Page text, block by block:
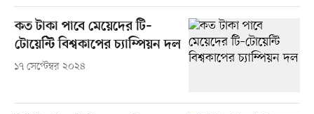
কত টাকা পাবে মেয়েদের টি–
টোয়েন্টি বিশ্বকাপের চ্যাম্পিয়ন দল
১৭ সেপ্টেম্বর ২০২৪